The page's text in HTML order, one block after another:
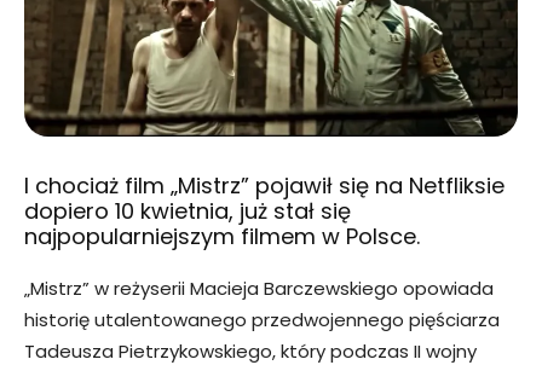
I chociaż film „Mistrz” pojawił się na Netfliksie
dopiero 10 kwietnia, już stał się
najpopularniejszym filmem w Polsce.
„Mistrz” w reżyserii Macieja Barczewskiego opowiada
historię utalentowanego przedwojennego pięściarza
Tadeusza Pietrzykowskiego, który podczas II wojny